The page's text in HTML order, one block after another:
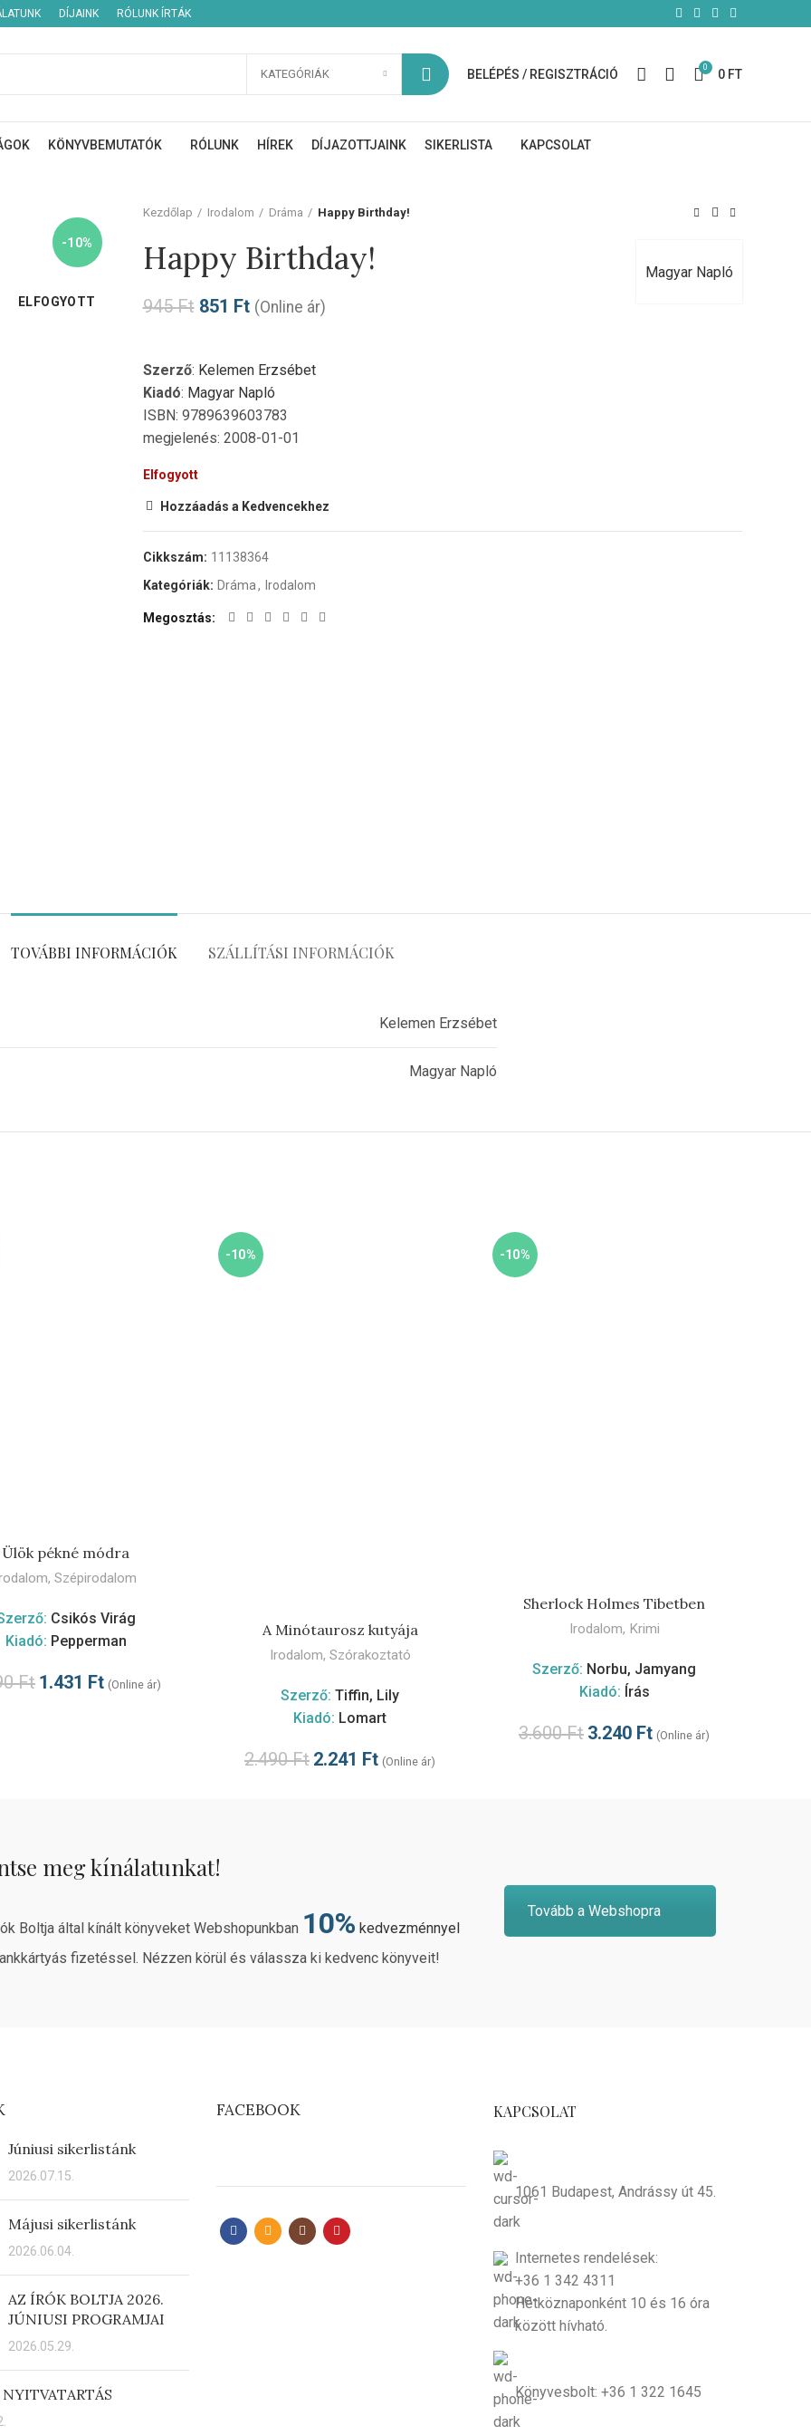
DÍJAINK RÓLUNK ÍRTÁK
KATEGÓRIÁK BELÉPÉS / REGISZTRÁCIÓ 0 0 FT
KÖNYVBEMUTATÓK RÓLUNK HÍREK DÍJAZOTTJAINK SIKERLISTA KAPCSOLAT
-10%
ELFOGYOTT
Kezdőlap Irodalom Dráma Happy Birthday!
Magyar Napló
Happy Birthday!
945Ft 851 Ft (Online ár)
Szerző: Kelemen Erzsébet
Kiadó: Magyar Napló
ISBN: 9789639603783
megjelenés: 2008-01-01
Elfogyott
Hozzáadás a Kedvencekhez
Cikkszám: 11138364
Kategóriák: Dráma, Irodalom
Megosztás
TOVÁBBI INFORMÁCIÓK SZÁLLÍTÁSI INFORMÁCIÓK
Kelemen Erzsébet
Magyar Napló
KOSÁRBA TESZEM
Ülök pékné módra
, Szépirodalom
Csikós Virág
Kiadó: Pepperman
Ft 1.431 Ft (Online ár)
-10%
KOSÁRBA TESZEM
A Minótaurosz kutyája
Irodalom, Szórakoztató
Szerző: Tiffin, Lily
Kiadó: Lomart
2.490Ft 2.241 Ft (Online ár)
-10%
Sherlock Holmes Tibetben
Irodalom, Krimi
Szerző: Norbu, Jamyang
Kiadó: Írás
3.600Ft 3.240 Ft (Online ár)
meg kínálatunkat!
Boltja által kínált könyveket Webshopunkban 10% kedvezménnyel
fizetéssel. Nézzen körül és válassza ki kedvenc könyveit!
Tovább a Webshopra
Júniusi sikerlistánk
2026.07.15.
Májusi sikerlistánk
2026.06.04.
AZ ÍRÓK BOLTJA 2026.
JÚNIUSI PROGRAMJAI
2026.05.29.
FACEBOOK KAPCSOLAT
1061 Budapest, Andrássy út 45.
Internetes rendelések:
+36 1 342 4311
Hétköznaponként 10 és 16 óra
között hívható.
Könyvesbolt: +36 1 322 1645